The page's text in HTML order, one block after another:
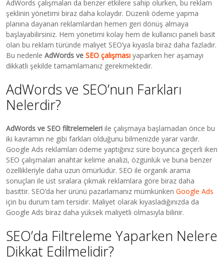
AdWords çalışmaları da benzer etkilere sahip olurken, bu reklam
şeklinin yönetimi biraz daha kolaydır. Düzenli ödeme yapma
planına dayanan reklamlardan hemen geri dönüş almaya
başlayabilirsiniz. Hem yönetimi kolay hem de kullanıcı paneli basit
olan bu reklam türünde maliyet SEO’ya kıyasla biraz daha fazladır.
Bu nedenleAdWords veSEO çalışması yaparken her aşamayı
dikkatli şekilde tamamlamanız gerekmektedir.
AdWords ve SEO’nun Farkları
Nelerdir?
AdWords ve SEO filtrelemeleri ile çalışmaya başlamadan önce bu
iki kavramın ne gibi farkları olduğunu bilmenizde yarar vardır.
Google Ads reklamları ödeme yaptığınız süre boyunca geçerli iken
SEO çalışmaları anahtar kelime analizi, özgünlük ve buna benzer
özellikleriyle daha uzun ömürlüdür. SEO ile organik arama
sonuçları ile üst sıralara çıkmak reklamlara göre biraz daha
basittir. SEO’da her ürünü pazarlamanız mümkünkenGoogle Ads
için bu durum tam tersidir. Maliyet olarak kıyasladığınızda da
Google Ads biraz daha yüksek maliyetli olmasıyla bilinir.
SEO’da Filtreleme Yaparken Nelere
Dikkat Edilmelidir?